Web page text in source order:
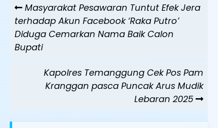
pos
Previous
Post
Masyarakat Pesawaran Tuntut Efek Jera
terhadap Akun Facebook ‘Raka Putro’
Diduga Cemarkan Nama Baik Calon
Bupati
Kapolres Temanggung Cek Pos Pam
Kranggan pasca Puncak Arus Mudik
Lebaran 2025